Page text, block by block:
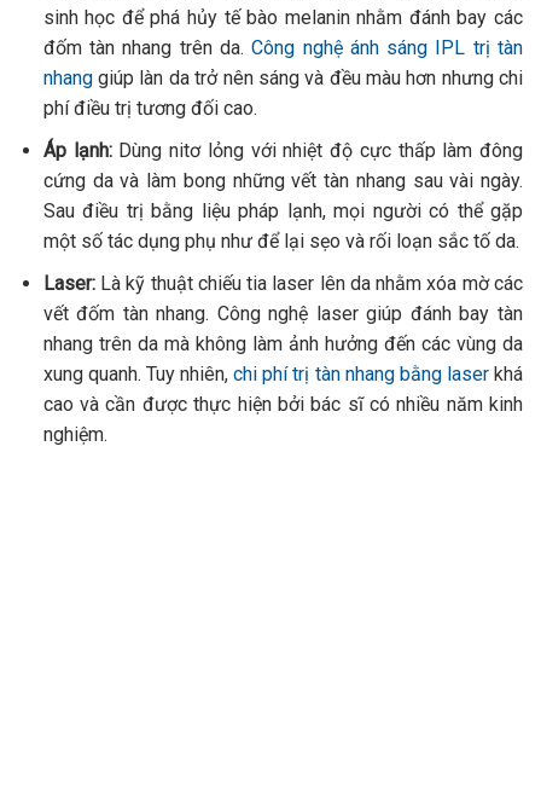
sinh học để phá hủy tế bào melanin nhằm đánh bay các
đốm tàn nhang trên da.Công nghệ ánh sáng IPL trị tàn
nhanggiúp làn da trở nên sáng và đều màu hơn nhưng chi
phí điều trị tương đối cao.
Áp lạnh:Dùng nitơ lỏng với nhiệt độ cực thấp làm đông
cứng da và làm bong những vết tàn nhang sau vài ngày.
Sau điều trị bằng liệu pháp lạnh, mọi người có thể gặp
một số tác dụng phụ như để lại sẹo và rối loạn sắc tố da.
Laser: Là kỹ thuật chiếu tia laser lên da nhằm xóa mờ các
vết đốm tàn nhang. Công nghệ laser giúp đánh bay tàn
nhang trên da mà không làm ảnh hưởng đến các vùng da
xung quanh. Tuy nhiên,chi phí trị tàn nhang bằng laserkhá
cao và cần được thực hiện bởi bác sĩ có nhiều năm kinh
nghiệm.